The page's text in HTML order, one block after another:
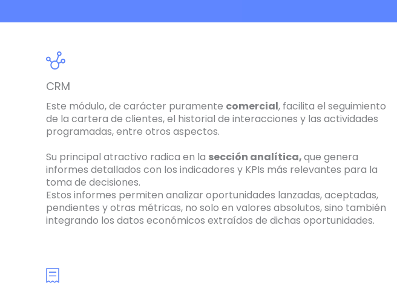
CRM
Este módulo, de carácter puramente comercial, facilita el seguimiento
de la cartera de clientes, el historial de interacciones y las actividades
programadas, entre otros aspectos.
Su principal atractivo radica en la sección analítica,que genera
informes detallados con los indicadores y KPIs más relevantes para la
toma de decisiones.
Estos informes permiten analizar oportunidades lanzadas, aceptadas,
pendientes y otras métricas, no solo en valores absolutos, sino también
integrando los datos económicos extraídos de dichas oportunidades.